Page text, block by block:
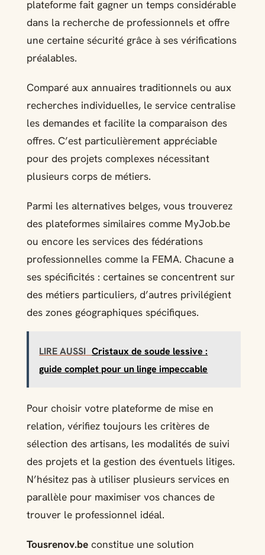
plateforme fait gagner un temps considérable
dans la recherche de professionnels et offre
une certaine sécurité grâce à ses vérifications
préalables.
Comparé aux annuaires traditionnels ou aux
recherches individuelles, le service centralise
les demandes et facilite la comparaison des
offres. C’est particulièrement appréciable
pour des projets complexes nécessitant
plusieurs corps de métiers.
Parmi les alternatives belges, vous trouverez
des plateformes similaires comme MyJob.be
ou encore les services des fédérations
professionnelles comme la FEMA. Chacune a
ses spécificités : certaines se concentrent sur
des métiers particuliers, d’autres privilégient
des zones géographiques spécifiques.
LIRE AUSSI Cristaux de soude lessive :
guide complet pour un linge impeccable
Pour choisir votre plateforme de mise en
relation, vérifiez toujours les critères de
sélection des artisans, les modalités de suivi
des projets et la gestion des éventuels litiges.
N’hésitez pas à utiliser plusieurs services en
parallèle pour maximiser vos chances de
trouver le professionnel idéal.
Tousrenov.beconstitue une solution